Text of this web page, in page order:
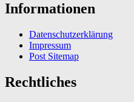
Informationen
Datenschutzerklärung
Impressum
Post Sitemap
Rechtliches